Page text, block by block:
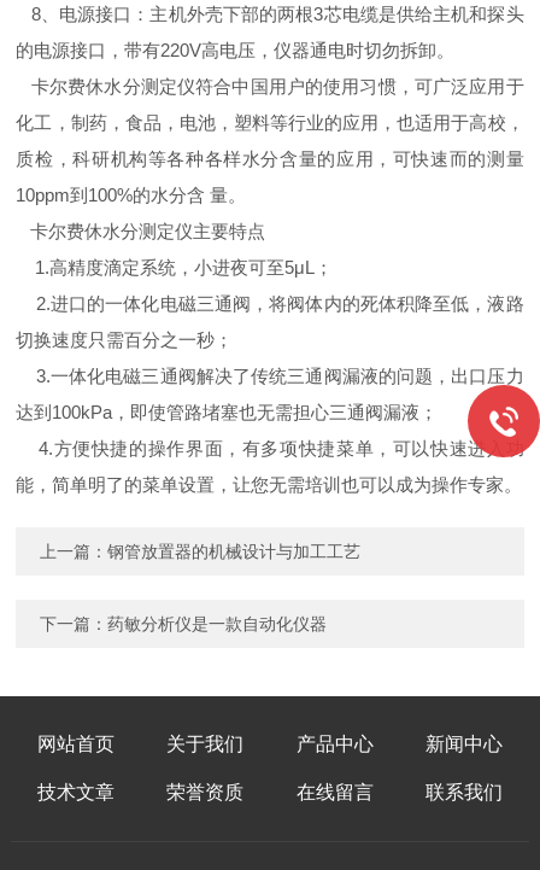
8、电源接口：主机外壳下部的两根3芯电缆是供给主机和探头
的电源接口，带有220V高电压，仪器通电时切勿拆卸。
卡尔费休水分测定仪符合中国用户的使用习惯，可广泛应用于
化工，制药，食品，电池，塑料等行业的应用，也适用于高校，
质检，科研机构等各种各样水分含量的应用，可快速而的测量
10ppm到100%的水分含 量。
卡尔费休水分测定仪主要特点
1.高精度滴定系统，小进夜可至5μL；
2.进口的一体化电磁三通阀，将阀体内的死体积降至低，液路
切换速度只需百分之一秒；
3.一体化电磁三通阀解决了传统三通阀漏液的问题，出口压力
达到100kPa，即使管路堵塞也无需担心三通阀漏液；
4.方便快捷的操作界面，有多项快捷菜单，可以快速进入功
能，简单明了的菜单设置，让您无需培训也可以成为操作专家。
上一篇：钢管放置器的机械设计与加工工艺
下一篇：药敏分析仪是一款自动化仪器
网站首页 关于我们 产品中心 新闻中心
技术文章 荣誉资质 在线留言 联系我们